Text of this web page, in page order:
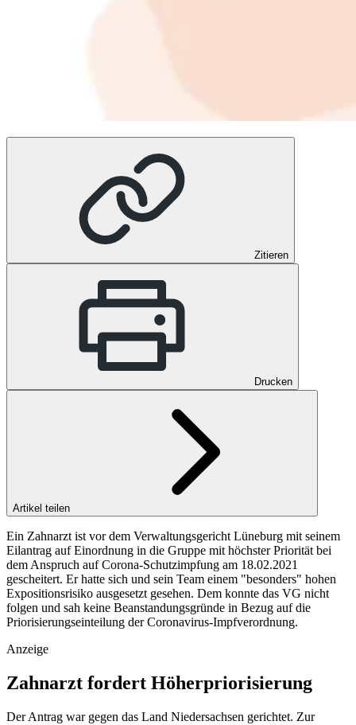
Zitieren
Drucken
Artikel teilen
Ein Zahnarzt ist vor dem Verwaltungsgericht Lüneburg mit seinem
Eilantrag auf Einordnung in die Gruppe mit höchster Priorität bei
dem Anspruch auf Corona-Schutzimpfung am 18.02.2021
gescheitert. Er hatte sich und sein Team einem "besonders" hohen
Expositionsrisiko ausgesetzt gesehen. Dem konnte das VG nicht
folgen und sah keine Beanstandungsgründe in Bezug auf die
Priorisierungseinteilung der Coronavirus-Impfverordnung.
Anzeige
Zahnarzt fordert Höherpriorisierung
Der Antrag war gegen das Land Niedersachsen gerichtet. Zur